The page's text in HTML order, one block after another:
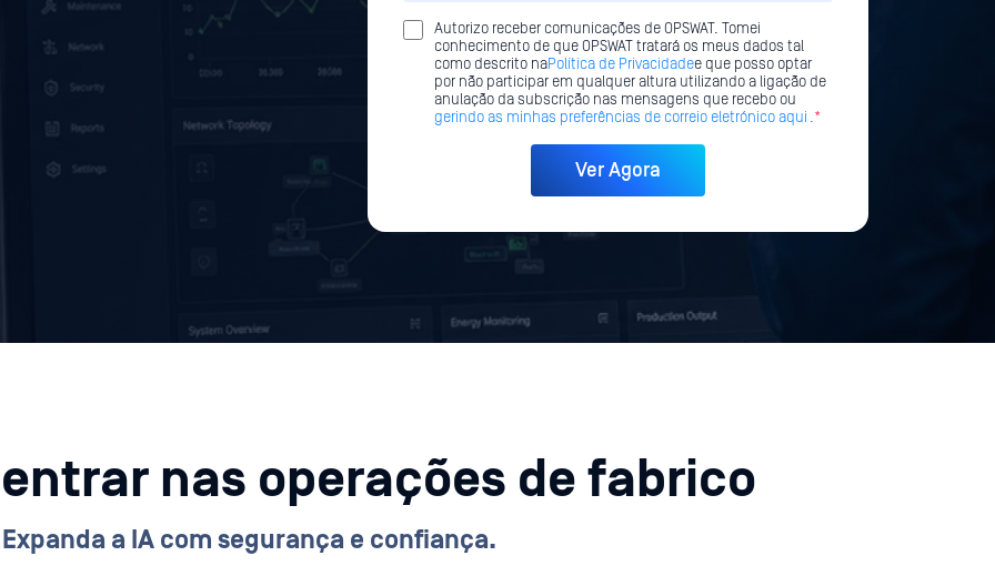
Autorizo receber comunicações de OPSWAT. Tomei
conhecimento de que OPSWAT tratará os meus dados tal
como descrito naPolítica de Privacidadee que posso optar
por não participar em qualquer altura utilizando a ligação de
anulação da subscrição nas mensagens que recebo ou
gerindo as minhas preferências de correio eletrónico aqui .*
nas operações de fabrico
Expanda a IA com segurança e confiança.